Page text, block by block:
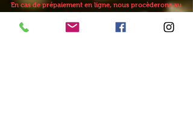
En cas de prépaiement en ligne, nous procèderons au
En cas d'annulation de votre part, aucun